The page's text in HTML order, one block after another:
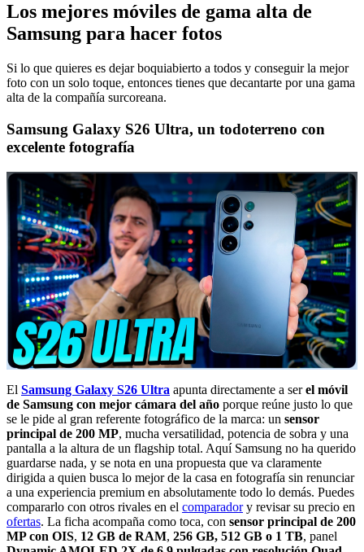
Los mejores móviles de gama alta de
Samsung para hacer fotos
Si lo que quieres es dejar boquiabierto a todos y conseguir la mejor
foto con un solo toque, entonces tienes que decantarte por una gama
alta de la compañía surcoreana.
Samsung Galaxy S26 Ultra, un todoterreno con
excelente fotografía
El Samsung Galaxy S26 Ultra apunta directamente a serel móvil
de Samsung con mejor cámara del año porque reúne justo lo que
se le pide al gran referente fotográfico de la marca: un sensor
principal de 200 MP, mucha versatilidad, potencia de sobra y una
pantalla a la altura de un flagship total. Aquí Samsung no ha querido
guardarse nada, y se nota en una propuesta que va claramente
dirigida a quien busca lo mejor de la casa en fotografía sin renunciar
a una experiencia premium en absolutamente todo lo demás. Puedes
compararlo con otros rivales en el comparadory revisar su precio en
ofertas. La ficha acompaña como toca, con sensor principal de 200
MP con OIS, 12 GB de RAM, 256 GB, 512 GB o 1 TB, panel